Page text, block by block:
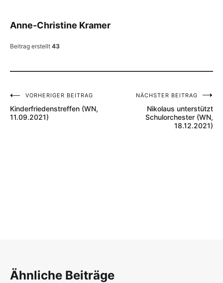
Anne-Christine Kramer
Beitrag erstellt 43
Beitragsnavigation
VORHERIGER BEITRAG
Kinderfriedenstreffen (WN,
11.09.2021)
NÄCHSTER BEITRAG
Nikolaus unterstützt
Schulorchester (WN,
18.12.2021)
Ähnliche Beiträge